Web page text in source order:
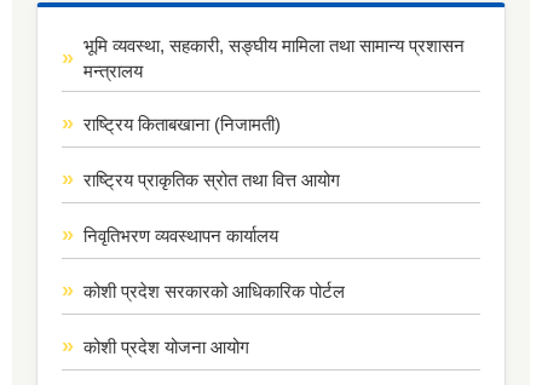
भूमि व्यवस्था, सहकारी, सङ्घीय मामिला तथा सामान्य प्रशासन
मन्त्रालय
राष्ट्रिय किताबखाना (निजामती)
राष्ट्रिय प्राकृतिक स्रोत तथा वित्त आयोग
निवृतिभरण व्यवस्थापन कार्यालय
कोशी प्रदेश सरकारको आधिकारिक पोर्टल
कोशी प्रदेश योजना आयोग